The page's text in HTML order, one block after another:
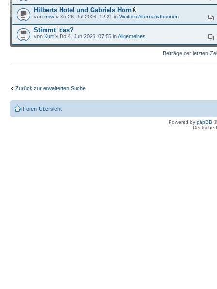
Hilberts Hotel und Gabriels Horn
von rmw » So 26. Jul 2026, 12:21 in Weitere Alternativtheorien
Stimmt_das?
von Kurt » Do 4. Jun 2026, 07:55 inAllgemeines
Beiträge der letzten
Zurück zur erweiterten Suche
Foren-Übersicht
Powered by phpBB
Deutsche